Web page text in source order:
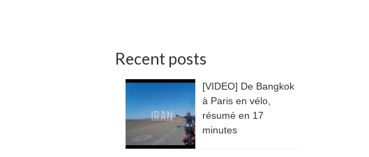
Recent posts
[VIDEO] De Bangkok
à Paris en vélo,
résumé en 17
minutes